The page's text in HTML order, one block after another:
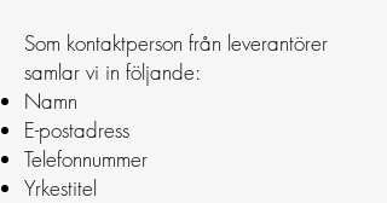
Som kontaktperson från leverantörer
samlar vi in följande:
Namn
E-postadress
Telefonnummer
Yrkestitel